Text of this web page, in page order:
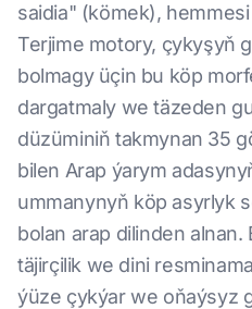
saidia" (kömek),
Terjime motory, çykyşyň
bolmagy üçin bu köp
dargatmaly we täzeden
düzüminiň takmynan 35
bilen Arap ýarym
ummanynyň köp asyrlyk
bolan arap dilinden
täjirçilik we dini
ýüze çykýar we oňaýsyz